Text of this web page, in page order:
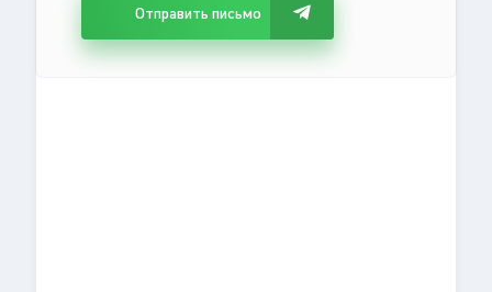
Отправить письмо